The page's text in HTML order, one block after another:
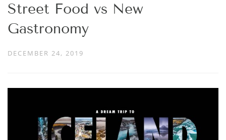
Street Food vs New
Gastronomy
DECEMBER 24, 2019